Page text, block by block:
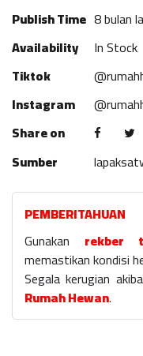
Publish Time 8 bulan
Availability
In Stock
Tiktok
Instagram
Share on
Sumber
PEMBERITAHUAN
Gunakan rekber
memastikan kondisi
Segala kerugian
Rumah Hewan.